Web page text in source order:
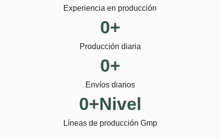
Experiencia en producción
Producción diaria
0+
Envíos diarios
0+
Líneas de producción Gmp
0+Nivel